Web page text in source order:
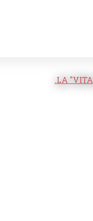
.LA